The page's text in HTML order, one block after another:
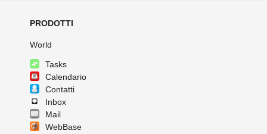
PRODOTTI
World
Tasks
Calendario
Contatti
Inbox
Mail
WebBase